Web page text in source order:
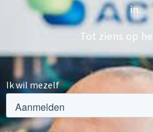
in.
Tot ziens op